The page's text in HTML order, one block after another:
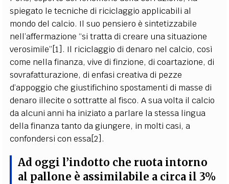
spiegato le tecniche di riciclaggio applicabili al
mondo del calcio. Il suo pensiero è sintetizzabile
nell’affermazione “si tratta di creare una situazione
verosimile”[1]. Il riciclaggio di denaro nel calcio, così
come nella finanza, vive di finzione, di coartazione, di
sovrafatturazione, di enfasi creativa di pezze
d’appoggio che giustifichino spostamenti di masse di
denaro illecite o sottratte al fisco. A sua volta il calcio
da alcuni anni ha iniziato a parlare la stessa lingua
della finanza tanto da giungere, in molti casi, a
confondersi con essa[2].
Ad oggi l’indotto che ruota intorno
al pallone è assimilabile a circa il 3%